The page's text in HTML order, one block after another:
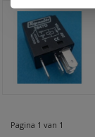
Pagina 1 van 1